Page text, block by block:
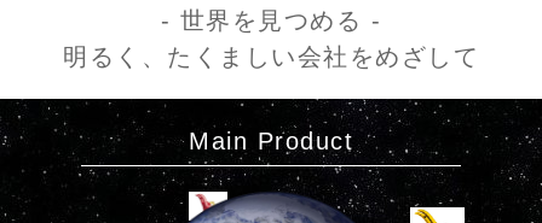
- 世界を見つめる -
明るく、たくましい会社をめざして
Main Product